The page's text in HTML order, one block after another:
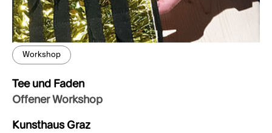
Workshop
Tee und Faden
Offener Workshop
Kunsthaus Graz